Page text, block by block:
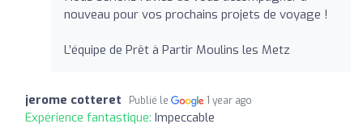
nouveau pour vos prochains projets de voyage !
L’équipe de Prêt à Partir Moulins les Metz
jerome cotteret Publié le 1 year ago
Expérience fantastique: Impeccable